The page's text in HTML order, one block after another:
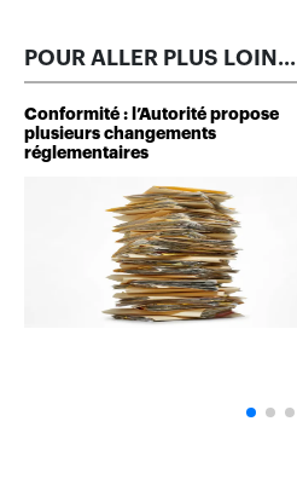
POUR ALLER PLUS LOIN...
Conformité : l’Autorité propose
plusieurs changements
réglementaires